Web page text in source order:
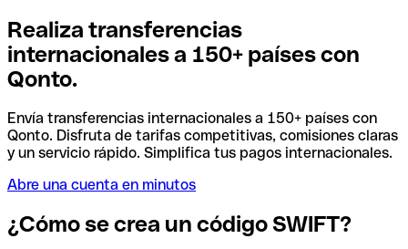
Realiza transferencias
internacionales a 150+ países con
Qonto.
Envía transferencias internacionales a 150+ países con
Qonto. Disfruta de tarifas competitivas, comisiones claras
y un servicio rápido. Simplifica tus pagos internacionales.
Abre una cuenta en minutos
¿Cómo se crea un código SWIFT?